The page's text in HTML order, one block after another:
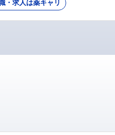
・求人は薬キャリ